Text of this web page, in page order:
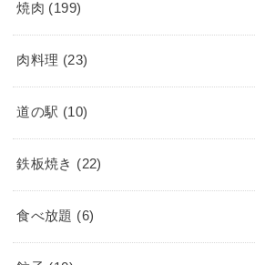
焼肉 (199)
肉料理 (23)
道の駅 (10)
鉄板焼き (22)
食べ放題 (6)